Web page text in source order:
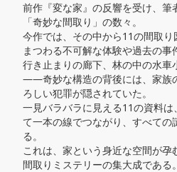
前作『変な家』の反響を受け、筆
「奇妙な間取り」の数々。
今作では、その中から11の間取
まつわる不可解な体験や過去の事
行き止まりの廊下、林の中の水車
――奇妙な構造の背後には、家族
ろしい犯罪が隠されていた。
一見バラバラに見える11の資料
て一本の線でつながり、すべて
る。
これは、家という身近な空間が孕
間取りミステリーの集大成である。